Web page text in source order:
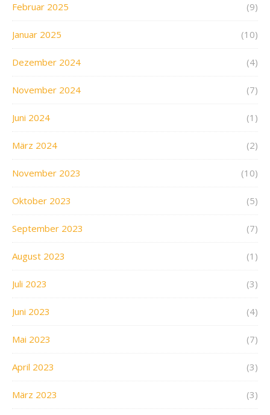
Februar 2025 (9)
Januar 2025 (10)
Dezember 2024 (4)
November 2024 (7)
Juni 2024 (1)
März 2024 (2)
November 2023 (10)
Oktober 2023 (5)
September 2023 (7)
August 2023 (1)
Juli 2023 (3)
Juni 2023 (4)
Mai 2023 (7)
April 2023 (3)
März 2023 (3)